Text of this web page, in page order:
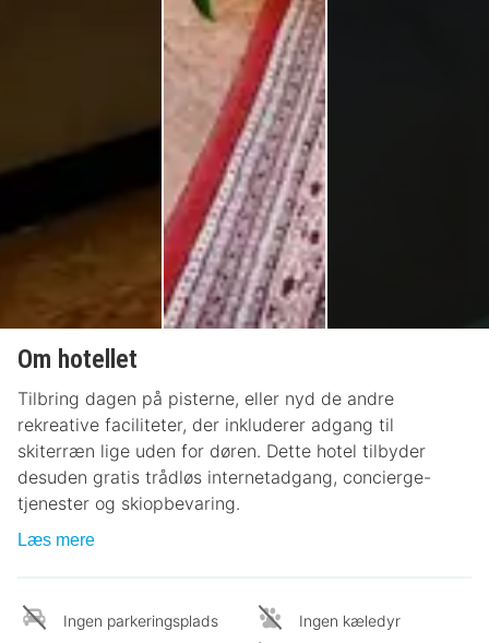
Om hotellet
Tilbring dagen på pisterne, eller nyd de andre
rekreative faciliteter, der inkluderer adgang til
skiterræn lige uden for døren. Dette hotel tilbyder
desuden gratis trådløs internetadgang, concierge-
tjenester og skiopbevaring.
Læs mere
Ingen parkeringsplads
Ingen kæledyr